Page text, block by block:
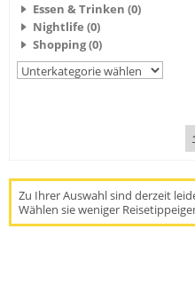
Essen & Trinken (0)
Nightlife (0)
Shopping (0)
Zu Ihrer Auswahl sind derzeit
Wählen sie weniger